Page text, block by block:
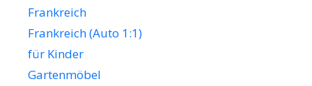
Frankreich
Frankreich (Auto 1:1)
für Kinder
Gartenmöbel